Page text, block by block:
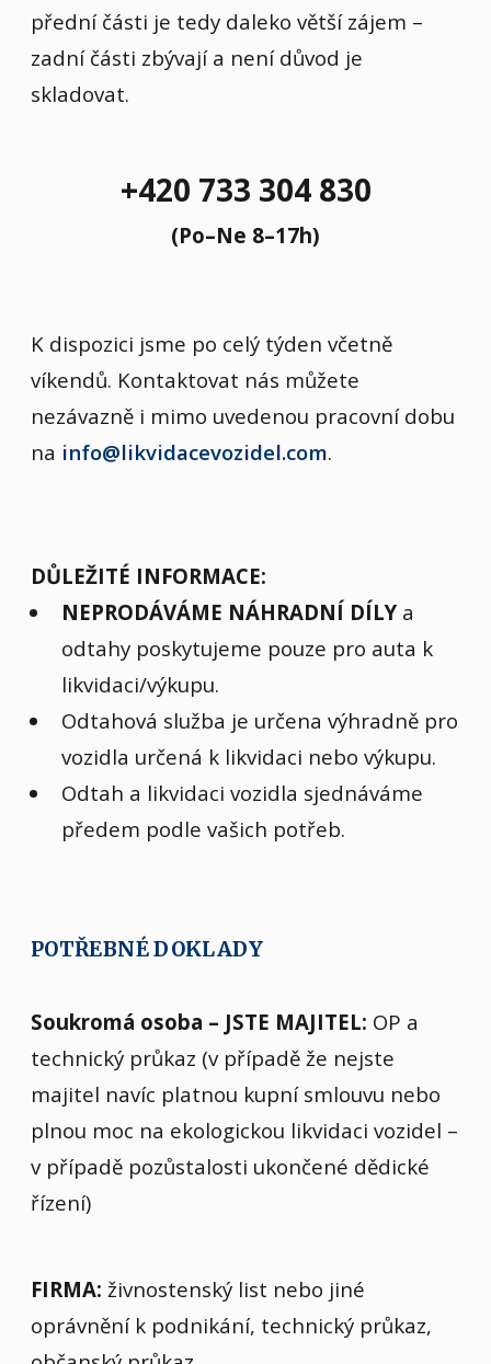
přední části je tedy daleko větší zájem –
zadní části zbývají a není důvod je
skladovat.
+420 733 304 830
(Po–Ne 8–17h)
K dispozici jsme po celý týden včetně
víkendů. Kontaktovat nás můžete
nezávazně i mimo uvedenou pracovní dobu
na info@likvidacevozidel.com.
DŮLEŽITÉ INFORMACE:
NEPRODÁVÁME NÁHRADNÍ DÍLYa
odtahy poskytujeme pouze pro auta k
likvidaci/výkupu.
Odtahová služba je určena výhradně pro
vozidla určená k likvidaci nebo výkupu.
Odtah a likvidaci vozidla sjednáváme
předem podle vašich potřeb.
POTŘEBNÉ DOKLADY
Soukromá osoba – JSTE MAJITEL: OP a
technický průkaz (v případě že nejste
majitel navíc platnou kupní smlouvu nebo
plnou moc na ekologickou likvidaci vozidel –
v případě pozůstalosti ukončené dědické
řízení)
FIRMA: živnostenský list nebo jiné
oprávnění k podnikání, technický průkaz,